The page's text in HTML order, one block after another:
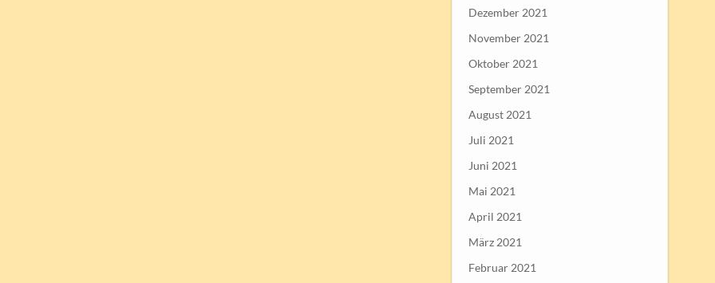
Dezember 2021
November 2021
Oktober 2021
September 2021
August 2021
Juli 2021
Juni 2021
Mai 2021
April 2021
März 2021
Februar 2021